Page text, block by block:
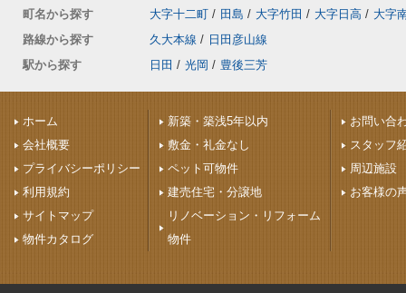
町名から探す
大字十二町 / 田島 / 大字竹田 / 大字日高 / 大字
路線から探す
久大本線 / 日田彦山線
駅から探す
日田 / 光岡 / 豊後三芳
ホーム
会社概要
プライバシーポリシー
利用規約
サイトマップ
物件カタログ
新築・築浅5年以内
敷金・礼金なし
ペット可物件
建売住宅・分譲地
リノベーション・リフォーム
物件
お問い合
スタッフ
周辺施設
お客様の